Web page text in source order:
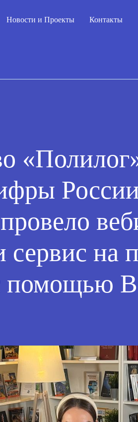
Новости и Проекты Контакты
Новости и Проекты Контакты
провело
на
помощью